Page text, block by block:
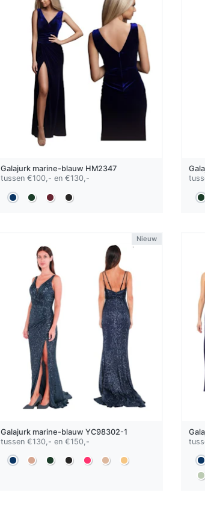
Galajurk marine-blauw HM2347
tussen €100,- en €130,-
Nieuw
Galajurk marine-blauw YC98302-1
tussen €130,- en €150,-